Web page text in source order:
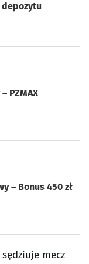
PZMAX
– Bonus 450 zł
sędziuje mecz